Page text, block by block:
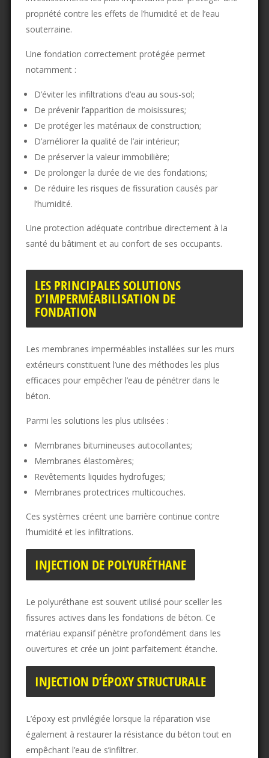
propriété contre les effets de l’humidité et de l’eau
souterraine.
Une fondation correctement protégée permet
notamment :
D’éviter les infiltrations d’eau au sous-sol;
De prévenir l’apparition de moisissures;
De protéger les matériaux de construction;
D’améliorer la qualité de l’air intérieur;
De préserver la valeur immobilière;
De prolonger la durée de vie des fondations;
De réduire les risques de fissuration causés par
l’humidité.
Une protection adéquate contribue directement à la
santé du bâtiment et au confort de ses occupants.
LES PRINCIPALES SOLUTIONS
D’IMPERMÉABILISATION DE
FONDATION
Les membranes imperméables installées sur les murs
extérieurs constituent l’une des méthodes les plus
efficaces pour empêcher l’eau de pénétrer dans le
béton.
Parmi les solutions les plus utilisées :
Membranes bitumineuses autocollantes;
Membranes élastomères;
Revêtements liquides hydrofuges;
Membranes protectrices multicouches.
Ces systèmes créent une barrière continue contre
l’humidité et les infiltrations.
INJECTION DE POLYURÉTHANE
Le polyuréthane est souvent utilisé pour sceller les
fissures actives dans les fondations de béton. Ce
matériau expansif pénètre profondément dans les
ouvertures et crée un joint parfaitement étanche.
INJECTION D’ÉPOXY STRUCTURALE
L’époxy est privilégiée lorsque la réparation vise
également à restaurer la résistance du béton tout en
empêchant l’eau de s’infiltrer.